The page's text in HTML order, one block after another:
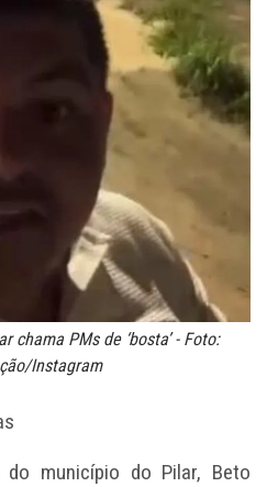
chama PMs de ‘bosta’ - Foto:
Instagram
município do Pilar, Beto